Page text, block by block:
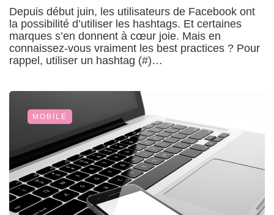
Depuis début juin, les utilisateurs de Facebook ont
la possibilité d’utiliser les hashtags. Et certaines
marques s’en donnent à cœur joie. Mais en
connaissez-vous vraiment les best practices ? Pour
rappel, utiliser un hashtag (#)…
MOBILE